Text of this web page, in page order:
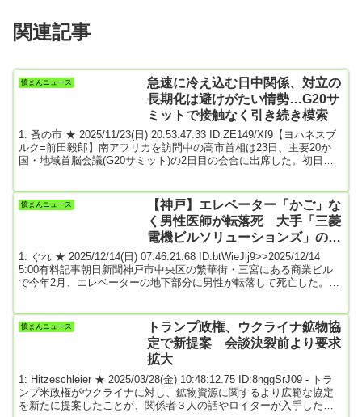
関連記事
憤まんニュース
急速に冷え込む日中関係、対立の
長期化は避けがたい情勢…G20サ
ミットで接触なく引き続き模索
1: 蚤の市 ★ 2025/11/23(日) 20:53:47.33 ID:ZE149/Xf9【ヨハネスブ
ルク=前田毅郎】南アフリカを訪問中の高市首相は23日、主要20か
国・地域首脳会議(G20サミット)の2日目の会合に出席した。初日の
巡る高市首相の国会答弁を機に、日中関係は急速に冷え込んでお
り、接触が実現したとしても対立の長期化は避けがたい情勢だ。同
憤まんニュース
【神戸】エレベーター「かご」な
く男性医師が転落死 大手「三菱
電機ビルソリューションズ」の担
当者、安全装置切り放置か
1: ぐれ ★ 2025/12/14(日) 07:46:21.68 ID:btWieJlj9>>2025/12/14
5:00有料記事朝日新聞神戸市中央区の繁華街・三宮にある商業ビル
で今年2月、エレベーターの地下部分に男性が転落して死亡した。こ
放置していた疑いがあることが捜査関係者への取材でわかった。事
故当時、各階の乗り場の扉が開いていても、人が乗る「かご」が動
憤まんニュース
トランプ政権、ウクライナ鉱物協
定で新提案 会談決裂前より要求
拡大
1: Hitzeschleier ★ 2025/03/28(金) 10:48:12.75 ID:8nggSrJ09 - トラ
ンプ米政権がウクライナに対し、鉱物資源に関するより広範な協定
を新たに提案したことが、関係者３人の話やロイターが入手した提